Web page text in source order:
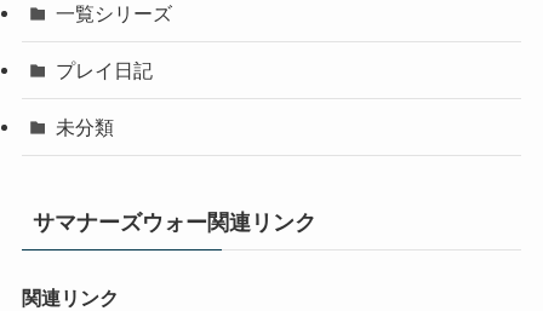
一覧シリーズ
プレイ日記
未分類
サマナーズウォー関連リンク
関連リンク